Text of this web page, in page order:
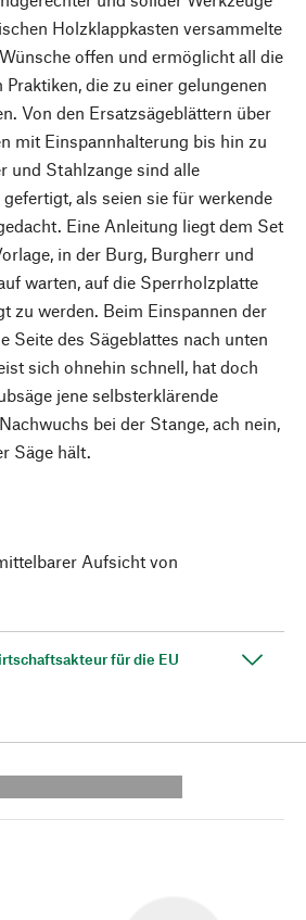
Holzklappkasten versammelte
offen und ermöglicht all die
die zu einer gelungenen
Von den Ersatzsägeblättern über
mit Einspannhalterung bis hin zu
und Stahlzange sind alle
als seien sie für werkende
Eine Anleitung liegt dem Set
in der Burg, Burgherr und
warten, auf die Sperrholzplatte
zu werden. Beim Einspannen der
Seite des Sägeblattes nach unten
sich ohnehin schnell, hat doch
jene selbsterklärende
bei der Stange, ach nein,
Säge hält.
Aufsicht von
für die EU